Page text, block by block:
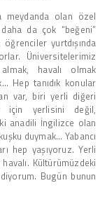
olan özel
da çok “beğeni”
yurtdışında
Üniversitelerimiz
havalı olmak
Hep tanıdık konular
var, biri yerli diğeri
için yerlisini değil,
ki anadili İngilizce olan
duymak… Yabancı
hep yaşıyoruz. Yerli
Kültürümüzdeki
Bugün bunun